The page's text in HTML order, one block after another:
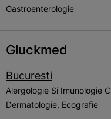
Gastroenterologie
Gluckmed
Bucuresti
Alergologie Si Imunologie
Dermatologie, Ecografie